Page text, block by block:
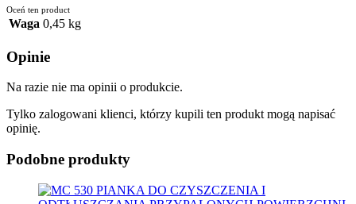
Oceń ten product
Waga 0,45 kg
Opinie
Na razie nie ma opinii o produkcie.
Tylko zalogowani klienci, którzy kupili ten produkt mogą napisać
opinię.
Podobne produkty